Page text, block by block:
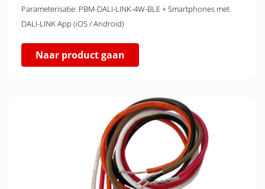
Parameterisatie: PBM-DALI-LINK-4W-BLE + Smartphones met
DALI-LINK App (iOS / Android)
Naar product gaan